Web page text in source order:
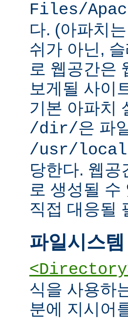
Files/
다. (아파치
쉬가 아닌,
로 웹공간은
보게될 사이
기본 아파치
/dir/은 파
/usr/
당한다. 웹
로 생성될
직접 대응될
파일시스
식을 사용하
분에 지시어